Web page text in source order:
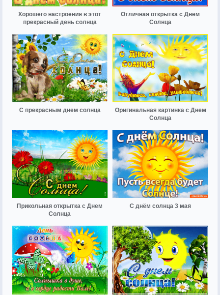
Хорошего настроения в этот
прекрасный день солнца
Отличная открытка с Днем
Солнца
С прекрасным днем солнца
Оригинальная картинка с Днем
Солнца
Прикольная открытка с Днем
Солнца
С днём солнца 3 мая